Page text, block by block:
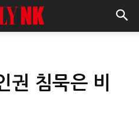
권 침묵은 비